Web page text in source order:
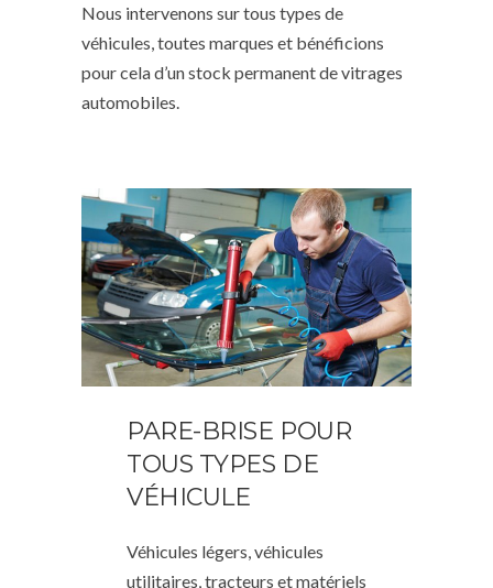
Nous intervenons sur tous types de
véhicules, toutes marques et bénéficions
pour cela d’un stock permanent de vitrages
automobiles.
PARE-BRISE POUR
TOUS TYPES DE
VÉHICULE
Véhicules légers, véhicules
utilitaires, tracteurs et matériels